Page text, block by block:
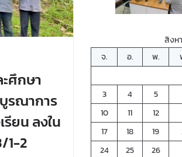
ศึกษา
รณาการ
ยน ลงใน
1-2
สิงห
จ.
อ. พ.
3
4 5
10
11 12
17
18 19
24
25 26